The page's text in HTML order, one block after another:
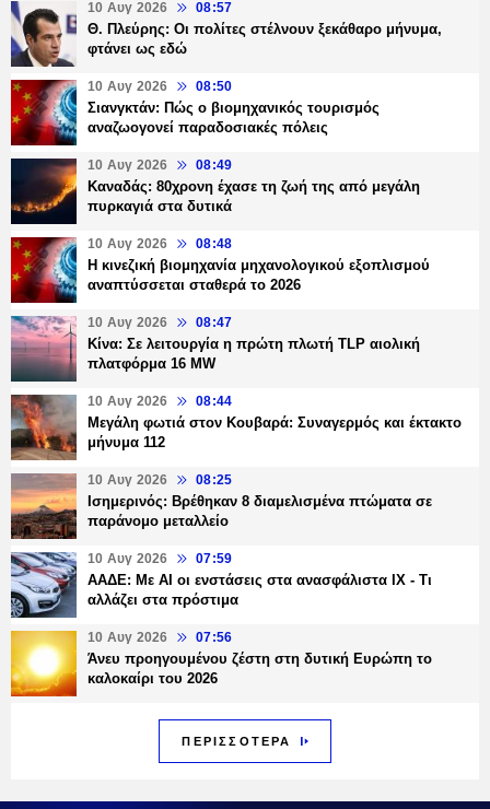
10 Αυγ 2026 08:57
Θ. Πλεύρης: Οι πολίτες στέλνουν ξεκάθαρο μήνυμα,
φτάνει ως εδώ
10 Αυγ 2026 08:50
Σιανγκτάν: Πώς ο βιομηχανικός τουρισμός
αναζωογονεί παραδοσιακές πόλεις
10 Αυγ 2026 08:49
Καναδάς: 80χρονη έχασε τη ζωή της από μεγάλη
πυρκαγιά στα δυτικά
10 Αυγ 2026 08:48
Η κινεζική βιομηχανία μηχανολογικού εξοπλισμού
αναπτύσσεται σταθερά το 2026
10 Αυγ 2026 08:47
Κίνα: Σε λειτουργία η πρώτη πλωτή TLP αιολική
πλατφόρμα 16 MW
10 Αυγ 2026 08:44
Μεγάλη φωτιά στον Κουβαρά: Συναγερμός και έκτακτο
μήνυμα 112
10 Αυγ 2026 08:25
Ισημερινός: Βρέθηκαν 8 διαμελισμένα πτώματα σε
παράνομο μεταλλείο
10 Αυγ 2026 07:59
ΑΑΔΕ: Με ΑΙ οι ενστάσεις στα ανασφάλιστα ΙΧ - Τι
αλλάζει στα πρόστιμα
10 Αυγ 2026 07:56
Άνευ προηγουμένου ζέστη στη δυτική Ευρώπη το
καλοκαίρι του 2026
ΠΕΡΙΣΣΟΤΕΡΑ